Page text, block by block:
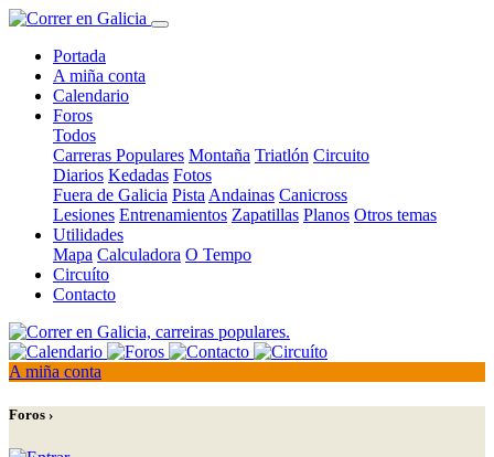
Portada
A miña conta
Calendario
Foros
Todos
Carreras Populares Montaña Triatlón Circuito
Diarios Kedadas Fotos
Fuera de Galicia Pista Andainas Canicross
Lesiones Entrenamientos Zapatillas Planos Otros temas
Utilidades
Mapa Calculadora O Tempo
Circuíto
Contacto
A miña conta
Foros ›